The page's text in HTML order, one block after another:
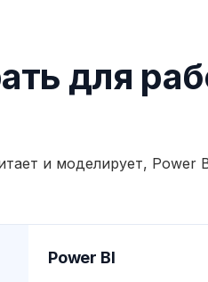
для
и моделирует, Power
Power BI